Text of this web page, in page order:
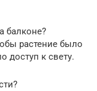
балконе?
растение было
доступ к свету.